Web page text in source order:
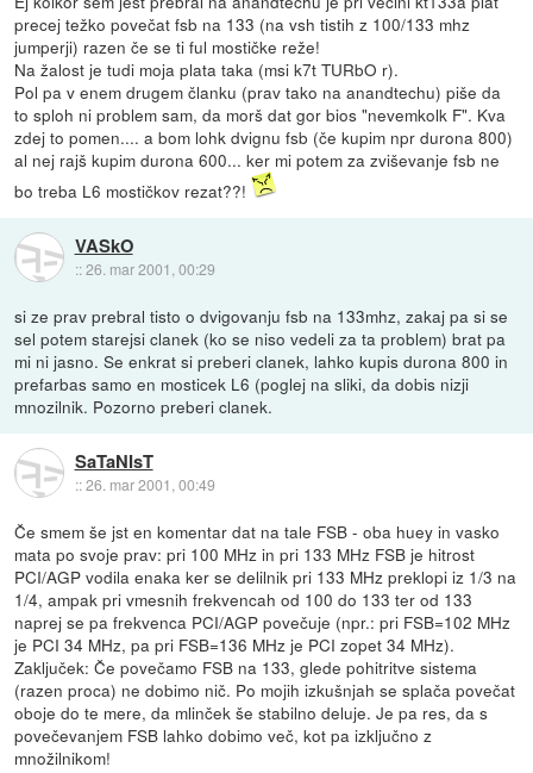
precej težko povečat fsb na 133 (na vsh tistih z 100/133 mhz
jumperji) razen če se ti ful mostičke reže!
Na žalost je tudi moja plata taka (msi k7t TURbO r).
Pol pa v enem drugem članku (prav tako na anandtechu) piše da
to sploh ni problem sam, da morš dat gor bios "nevemkolk F". Kva
zdej to pomen.... a bom lohk dvignu fsb (če kupim npr durona 800)
al nej rajš kupim durona 600... ker mi potem za zviševanje fsb ne
bo treba L6 mostičkov rezat??!
VASkO
::26. mar 2001, 00:29
si ze prav prebral tisto o dvigovanju fsb na 133mhz, zakaj pa si se
sel potem starejsi clanek (ko se niso vedeli za ta problem) brat pa
mi ni jasno. Se enkrat si preberi clanek, lahko kupis durona 800 in
prefarbas samo en mosticek L6 (poglej na sliki, da dobis nizji
mnozilnik. Pozorno preberi clanek.
SaTaNIsT
::26. mar 2001, 00:49
Če smem še jst en komentar dat na tale FSB - oba huey in vasko
mata po svoje prav: pri 100 MHz in pri 133 MHz FSB je hitrost
PCI/AGP vodila enaka ker se delilnik pri 133 MHz preklopi iz 1/3 na
1/4, ampak pri vmesnih frekvencah od 100 do 133 ter od 133
naprej se pa frekvenca PCI/AGP povečuje (npr.: pri FSB=102 MHz
je PCI 34 MHz, pa pri FSB=136 MHz je PCI zopet 34 MHz).
Zaključek: Če povečamo FSB na 133, glede pohitritve sistema
(razen proca) ne dobimo nič. Po mojih izkušnjah se splača povečat
oboje do te mere, da mlinček še stabilno deluje. Je pa res, da s
povečevanjem FSB lahko dobimo več, kot pa izključno z
množilnikom!